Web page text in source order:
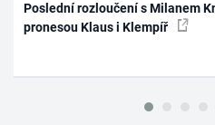
Poslední rozloučení s Milanem
pronesou Klaus i Klempíř